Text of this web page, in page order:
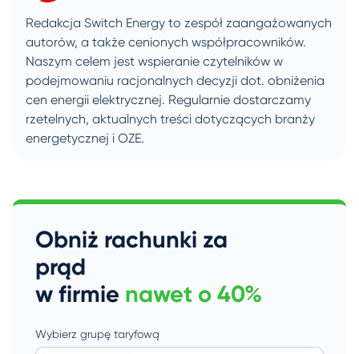
Redakcja Switch Energy to zespół zaangażowanych
autorów, a także cenionych współpracowników.
Naszym celem jest wspieranie czytelników w
podejmowaniu racjonalnych decyzji dot. obniżenia
cen energii elektrycznej. Regularnie dostarczamy
rzetelnych, aktualnych treści dotyczących branży
energetycznej i OZE.
Obniż rachunki za
prąd
w firmie nawet o 40%
Wybierz grupę taryfową